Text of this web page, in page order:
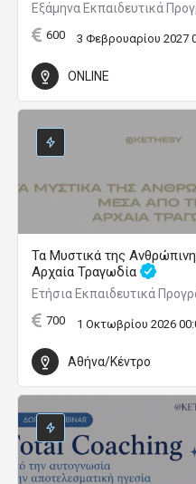
Εξάμηνα Εκπαιδευτικά
600 3 Φεβρουαρίου 2027
ONLINE
Τα Μυστικά της
Αρχαία Τραγωδία
Ετήσια Εκπαιδευτικά
700 1 Οκτωβρίου 2026
Αθήνα/Κέντρο